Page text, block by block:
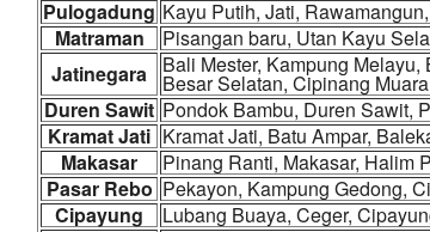
Pulogadung Kayu Putih, Jati,
Matraman
Pisangan baru, Utan Kayu
Jatinegara
Bali Mester, Kampung
Besar Selatan, Cipinang Muara
Duren Sawit Pondok Bambu, Duren Sawit,
Kramat Jati Kramat Jati, Batu Ampar,
Makasar
Pinang Ranti, Makasar, Halim
Pasar Rebo Pekayon, Kampung Gedong,
Cipayung
Lubang Buaya, Ceger,